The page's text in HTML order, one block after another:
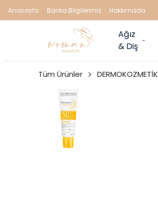
Anasayfa Banka Bilgilerimiz Hakkımızda
Ağız
& Diş
Tüm Ürünler DERMOKOZMETİK